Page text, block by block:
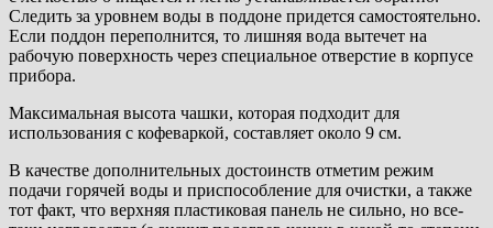
Следить за уровнем воды в поддоне придется самостоятельно.
Если поддон переполнится, то лишняя вода вытечет на
рабочую поверхность через специальное отверстие в корпусе
прибора.
Максимальная высота чашки, которая подходит для
использования с кофеваркой, составляет около 9 см.
В качестве дополнительных достоинств отметим режим
подачи горячей воды и приспособление для очистки, а также
тот факт, что верхняя пластиковая панель не сильно, но все-